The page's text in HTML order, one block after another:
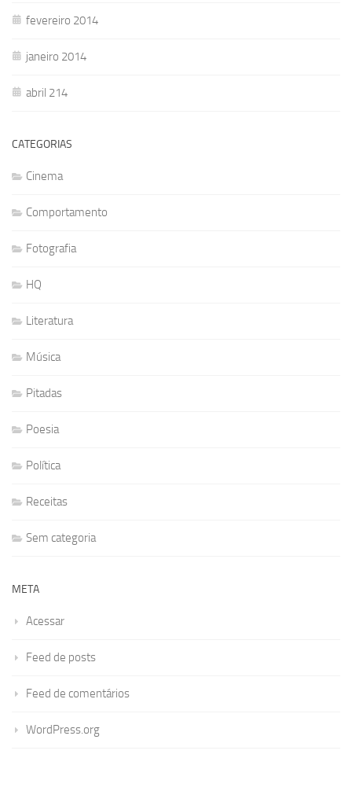
fevereiro 2014
janeiro 2014
abril 214
CATEGORIAS
Cinema
Comportamento
Fotografia
HQ
Literatura
Música
Pitadas
Poesia
Política
Receitas
Sem categoria
META
Acessar
Feed de posts
Feed de comentários
WordPress.org